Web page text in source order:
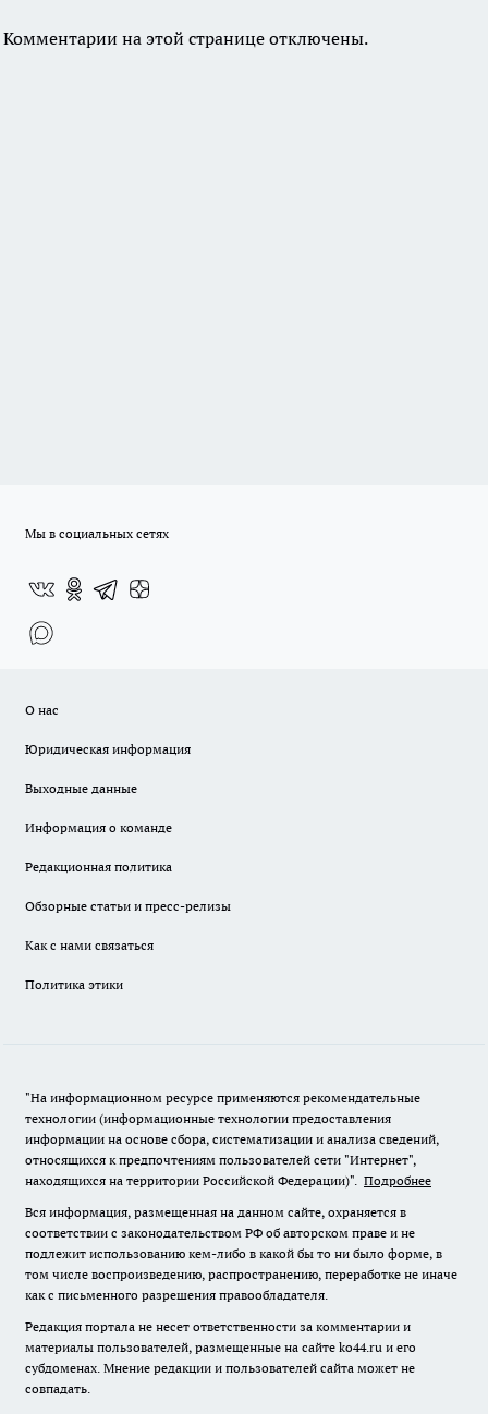
Комментарии на этой странице отключены.
Мы в социальных сетях
О нас
Юридическая информация
Выходные данные
Информация о команде
Редакционная политика
Обзорные статьи и пресс-релизы
Как с нами связаться
Политика этики
"На информационном ресурсе применяются рекомендательные
технологии (информационные технологии предоставления
информации на основе сбора, систематизации и анализа сведений,
относящихся к предпочтениям пользователей сети "Интернет",
находящихся на территории Российской Федерации)". Подробнее
Вся информация, размещенная на данном сайте, охраняется в
соответствии с законодательством РФ об авторском праве и не
подлежит использованию кем-либо в какой бы то ни было форме, в
том числе воспроизведению, распространению, переработке не иначе
как с письменного разрешения правообладателя.
Редакция портала не несет ответственности за комментарии и
материалы пользователей, размещенные на сайте ko44.ru и его
субдоменах. Мнение редакции и пользователей сайта может не
совпадать.